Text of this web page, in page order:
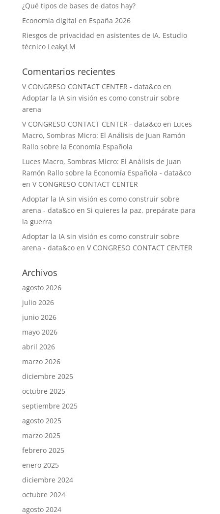
¿Qué tipos de bases de datos hay?
Economía digital en España 2026
Riesgos de privacidad en asistentes de IA. Estudio
técnico LeakyLM
Comentarios recientes
V CONGRESO CONTACT CENTER - data&coen
Adoptar la IA sin visión es como construir sobre
arena
V CONGRESO CONTACT CENTER - data&coen Luces
Macro, Sombras Micro: El Análisis de Juan Ramón
Rallo sobre la Economía Española
Luces Macro, Sombras Micro: El Análisis de Juan
Ramón Rallo sobre la Economía Española - data&co
en V CONGRESO CONTACT CENTER
Adoptar la IA sin visión es como construir sobre
arena - data&coen Si quieres la paz, prepárate para
la guerra
Adoptar la IA sin visión es como construir sobre
arena - data&coen V CONGRESO CONTACT CENTER
Archivos
agosto 2026
julio 2026
junio 2026
mayo 2026
abril 2026
marzo 2026
diciembre 2025
octubre 2025
septiembre 2025
agosto 2025
marzo 2025
febrero 2025
enero 2025
diciembre 2024
octubre 2024
agosto 2024